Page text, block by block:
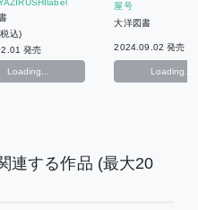
込)
発売
Loading...
屋号
大洋図書
2024.09.02 発売
Loading...
連する作品 (最大20